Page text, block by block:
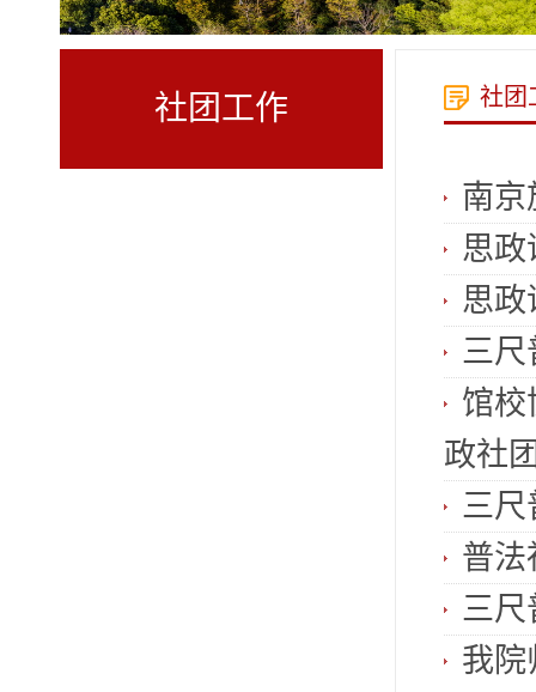
社团工作 社团
南京
思
思政
三尺
馆
政社
三尺
普法
三尺
我院